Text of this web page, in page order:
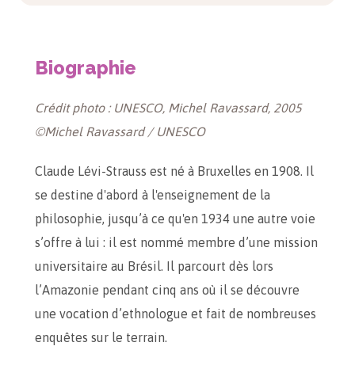
Biographie
Crédit photo : UNESCO, Michel Ravassard, 2005
©Michel Ravassard / UNESCO
Claude Lévi-Strauss est né à Bruxelles en 1908. Il
se destine d'abord à l'enseignement de la
philosophie, jusqu’à ce qu'en 1934 une autre voie
s’offre à lui : il est nommé membre d’une mission
universitaire au Brésil. Il parcourt dès lors
l’Amazonie pendant cinq ans où il se découvre
une vocation d’ethnologue et fait de nombreuses
enquêtes sur le terrain.